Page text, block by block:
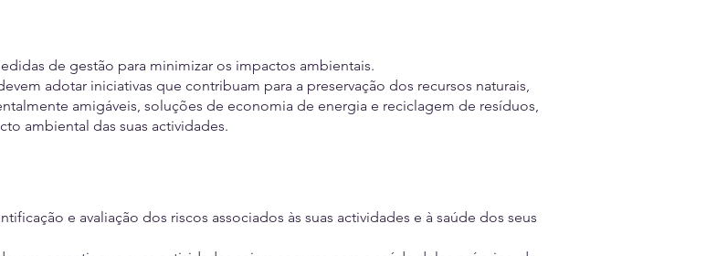
de gestão para minimizar os impactos ambientais.
adotar iniciativas que contribuam para a preservação dos recursos naturais,
amigáveis, soluções de economia de energia e reciclagem de resíduos,
ambiental das suas actividades.
e avaliação dos riscos associados às suas actividades e à saúde dos seus